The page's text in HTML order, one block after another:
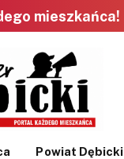
mieszkańca!
Powiat Dębicki